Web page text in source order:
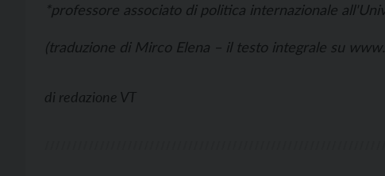
*professore associato di politica internazionale
(traduzione di Mirco Elena – il testo integrale su
di redazione VT